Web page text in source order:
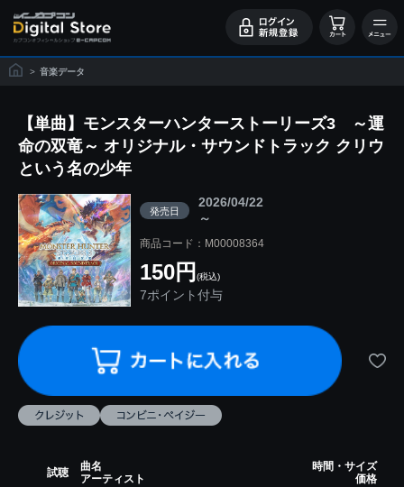
> 音楽データ
【単曲】モンスターハンターストーリーズ3 ～運
命の双竜～ オリジナル・サウンドトラック クリウ
という名の少年
発売日
2026/04/22
～
商品コード：M00008364
150円 (税込)
7ポイント付与
試聴
曲名
アーティスト
時間・サイズ
価格